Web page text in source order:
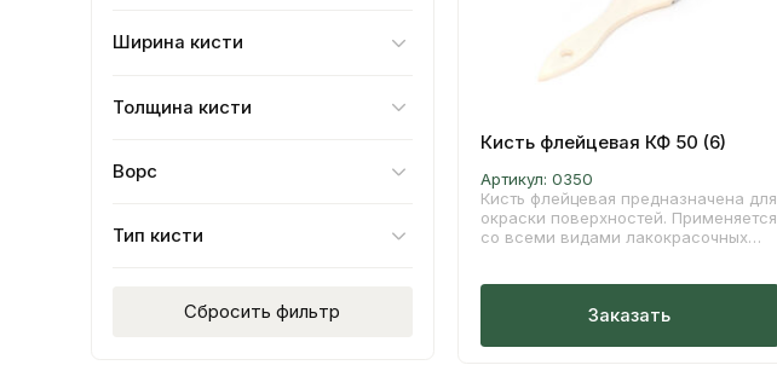
Ширина кисти
Толщина кисти
Ворс
Тип кисти
Сбросить фильтр
Кисть флейцевая КФ 50 (6)
Артикул: 0350
Кисть флейцевая предназначена для
окраски поверхностей. Применяется
со всеми видами лакокрасочных
щетина сглаживает следы на
устойчивостью к сильным
Заказать